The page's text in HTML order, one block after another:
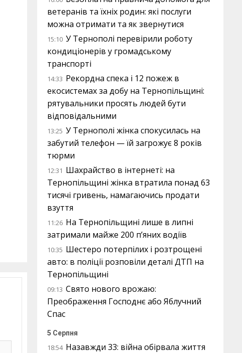
ветеранів та їхніх родин: які послуги
можна отримати та як звернутися
15:10 У Тернополі перевірили роботу
кондиціонерів у громадському
транспорті
14:33 Рекордна спека і 12 пожеж в
екосистемах за добу на Тернопільщині:
рятувальники просять людей бути
відповідальними
13:25 У Тернополі жінка спокусилась на
забутий телефон — їй загрожує 8 років
тюрми
12:31 Шахрайство в інтернеті: на
Тернопільщині жінка втратила понад 63
тисячі гривень, намагаючись продати
взуття
11:26 На Тернопільщині лише в липні
затримали майже 200 п’яних водіїв
10:35 Шестеро потерпілих і розтрощені
авто: в поліції розповіли деталі ДТП на
Тернопільщині
09:13 Свято нового врожаю:
Преображення Господнє або Яблучний
Спас
5 Серпня
18:54 Назавжди 33: війна обірвала життя